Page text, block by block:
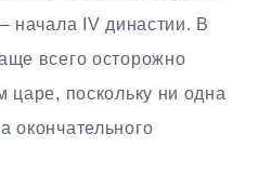
начала IV династии. В
всего осторожно
царе, поскольку ни одна
окончательного